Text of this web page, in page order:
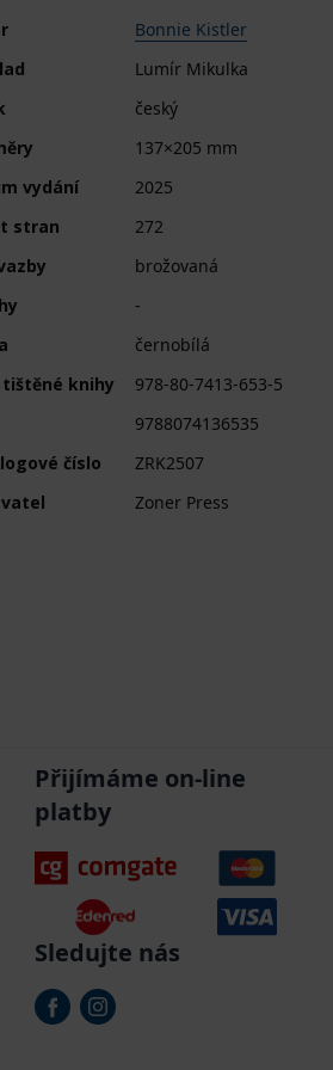
Bonnie Kistler
Lumír Mikulka
český
137×205 mm
vydání
2025
stran
272
brožovaná
-
černobílá
tištěné knihy
978-80-7413-653-5
9788074136535
číslo
ZRK2507
Zoner Press
Přijímáme on-line
platby
Sledujte nás